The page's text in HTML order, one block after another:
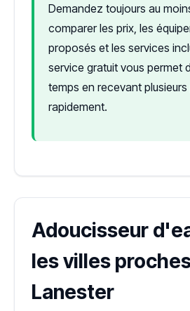
Demandez toujours au
comparer les prix, les
proposés et les services
service gratuit vous permet
temps en recevant
rapidement.
Adoucisseur
les villes
Lanester